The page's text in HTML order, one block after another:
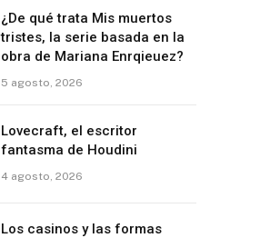
¿De qué trata Mis muertos
tristes, la serie basada en la
obra de Mariana Enrqieuez?
5 agosto, 2026
Lovecraft, el escritor
fantasma de Houdini
4 agosto, 2026
Los casinos y las formas